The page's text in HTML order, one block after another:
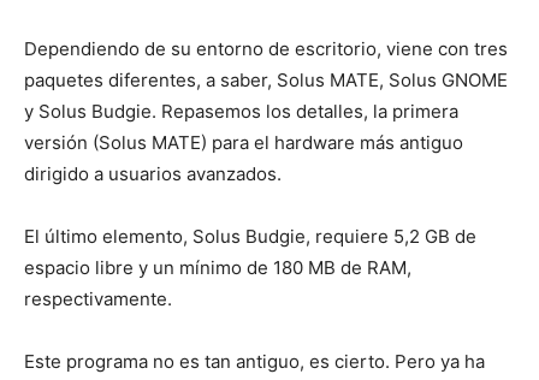
Dependiendo de su entorno de escritorio, viene con tres
paquetes diferentes, a saber, Solus MATE, Solus GNOME
y Solus Budgie. Repasemos los detalles, la primera
versión (Solus MATE) para el hardware más antiguo
dirigido a usuarios avanzados.
El último elemento, Solus Budgie, requiere 5,2 GB de
espacio libre y un mínimo de 180 MB de RAM,
respectivamente.
Este programa no es tan antiguo, es cierto. Pero ya ha